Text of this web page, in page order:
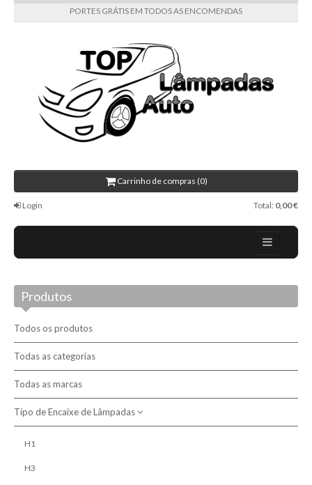
PORTES GRÁTIS EM TODOS AS ENCOMENDAS
Carrinho de compras (0)
Login Total: 0,00 €
Todas as categorias
Contactos
Novidades
Oportunidades
Termos e Condições
Produtos
Todos os produtos
Todas as categorias
Todas as marcas
Tipo de Encaixe de Lâmpadas
H1
H3